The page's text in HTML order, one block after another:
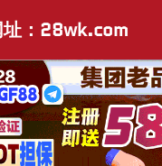
址：28wk.com